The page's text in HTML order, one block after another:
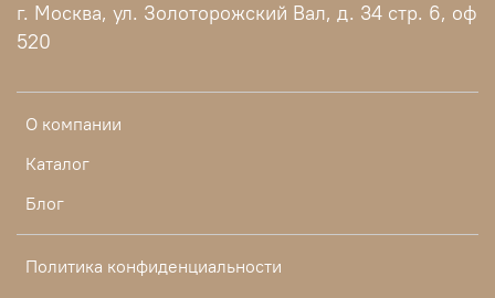
О компании
Каталог
Блог
Политика конфиденциальности
г. Москва, ул. Золоторожский Вал, д. 34 стр. 6, оф
520